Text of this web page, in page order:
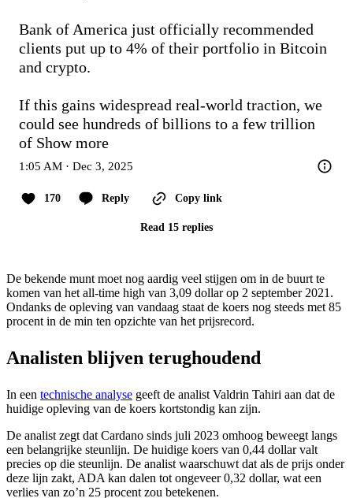
Bank of America just officially recommended
clients put up to 4% of their portfolio in Bitcoin
and crypto.
If this gains widespread real-world traction, we
could see hundreds of billions to a few trillion
of Show more
1:05 AM · Dec 3, 2025
170 Reply Copy link
Read 15 replies
De bekende munt moet nog aardig veel stijgen om in de buurt te
komen van het all-time high van 3,09 dollar op 2 september 2021.
Ondanks de opleving van vandaag staat de koers nog steeds met 85
procent in de min ten opzichte van het prijsrecord.
Analisten blijven terughoudend
In een technische analyse geeft de analist Valdrin Tahiri aan dat de
huidige opleving van de koers kortstondig kan zijn.
De analist zegt dat Cardano sinds juli 2023 omhoog beweegt langs
een belangrijke steunlijn. De huidige koers van 0,44 dollar valt
precies op die steunlijn. De analist waarschuwt dat als de prijs onder
deze lijn zakt, ADA kan dalen tot ongeveer 0,32 dollar, wat een
verlies van zo’n 25 procent zou betekenen.